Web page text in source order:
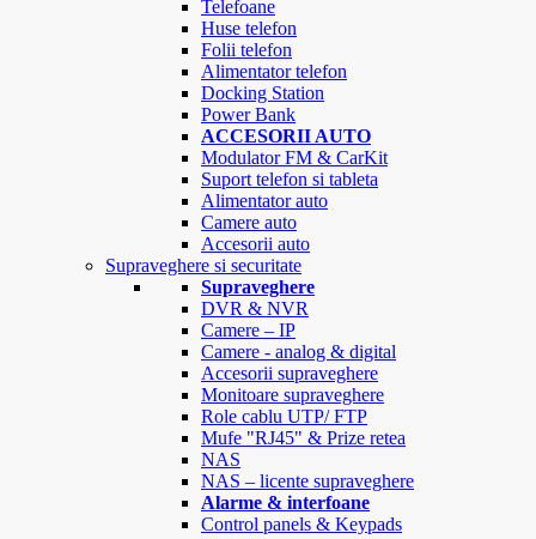
Telefoane
Huse telefon
Folii telefon
Alimentator telefon
Docking Station
Power Bank
ACCESORII AUTO
Modulator FM & CarKit
Suport telefon si tableta
Alimentator auto
Camere auto
Accesorii auto
Supraveghere si securitate
Supraveghere
DVR & NVR
Camere – IP
Camere - analog & digital
Accesorii supraveghere
Monitoare supraveghere
Role cablu UTP/ FTP
Mufe "RJ45" & Prize retea
NAS
NAS – licente supraveghere
Alarme & interfoane
Control panels & Keypads